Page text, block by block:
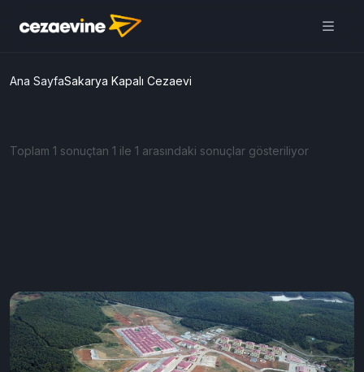
Ana SayfaSakarya Kapalı Cezaevi
Toplam 1 sonuçtan 1 ile 1 arasındaki sonuçlar gösteriliyor